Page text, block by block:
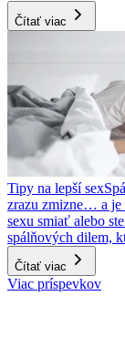
Čítať viac
Tipy na lepší sex
zrazu zmizne… a je
sexu smiať alebo
spálňových dilem,
Čítať viac
Viac príspevkov